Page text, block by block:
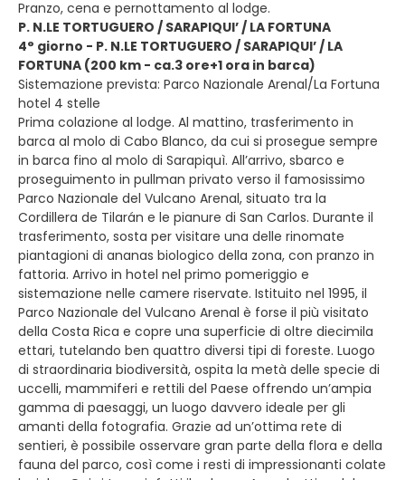
Pranzo, cena e pernottamento al lodge.
P. N.LE TORTUGUERO / SARAPIQUI’ / LA FORTUNA
4° giorno - P. N.LE TORTUGUERO / SARAPIQUI’ / LA
FORTUNA (200 km - ca.3 ore+1 ora in barca)
Sistemazione prevista: Parco Nazionale Arenal/La Fortuna
hotel 4 stelle
Prima colazione al lodge. Al mattino, trasferimento in
barca al molo di Cabo Blanco, da cui si prosegue sempre
in barca fino al molo di Sarapiquì. All’arrivo, sbarco e
proseguimento in pullman privato verso il famosissimo
Parco Nazionale del Vulcano Arenal, situato tra la
Cordillera de Tilarán e le pianure di San Carlos. Durante il
trasferimento, sosta per visitare una delle rinomate
piantagioni di ananas biologico della zona, con pranzo in
fattoria. Arrivo in hotel nel primo pomeriggio e
sistemazione nelle camere riservate. Istituito nel 1995, il
Parco Nazionale del Vulcano Arenal è forse il più visitato
della Costa Rica e copre una superficie di oltre diecimila
ettari, tutelando ben quattro diversi tipi di foreste. Luogo
di straordinaria biodiversità, ospita la metà delle specie di
uccelli, mammiferi e rettili del Paese offrendo un’ampia
gamma di paesaggi, un luogo davvero ideale per gli
amanti della fotografia. Grazie ad un’ottima rete di
sentieri, è possibile osservare gran parte della flora e della
fauna del parco, così come i resti di impressionanti colate